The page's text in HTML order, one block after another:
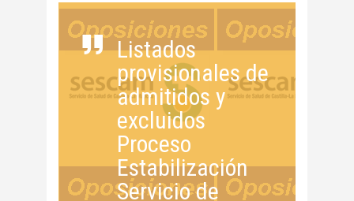
Listados
provisionales de
admitidos y
excluidos
Proceso
Estabilización
Servicio de